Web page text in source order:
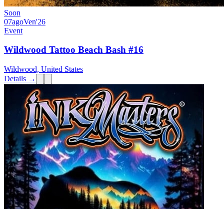
Soon
07agoVen'26
Event
Wildwood Tattoo Beach Bash #16
Wildwood, United States
Details →